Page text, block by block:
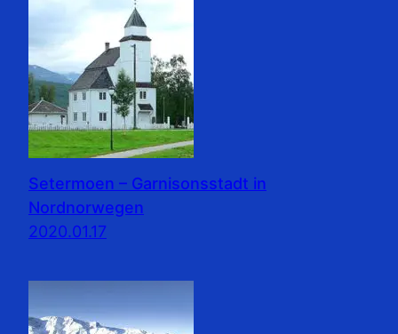
Setermoen – Garnisonsstadt in
Nordnorwegen
2020.01.17